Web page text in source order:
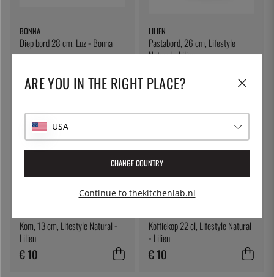
BONNA
Diep bord 28 cm, Luz - Bonna
LILIEN
Pastabord, 26 cm, Lifestyle
Natural - Lilien
Kom, 13 cm, Lifestyle Natural -
Lilien
€ 10
Koffiekop 22 cl, Lifestyle Natural
- Lilien
€ 10
ARE YOU IN THE RIGHT PLACE?
USA
CHANGE COUNTRY
Continue to thekitchenlab.nl